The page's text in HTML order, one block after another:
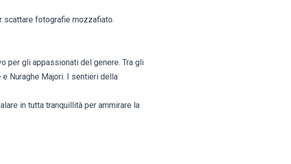
scattare fotografie mozzafiato.
per gli appassionati del genere. Tra gli
Nuraghe Majori. I sentieri della
in tutta tranquillità per ammirare la